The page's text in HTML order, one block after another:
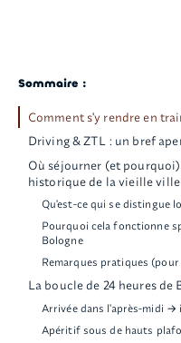
Sommaire :
Comment s'y rendre en
Driving & ZTL : un bref
Où séjourner (et
historique de la vieille
Qu'est-ce qui se distingue
Pourquoi cela fonctionne
Bologne
Remarques pratiques
La boucle de 24 heures de
Arrivée dans l'après-midi
Apéritif sous de hauts